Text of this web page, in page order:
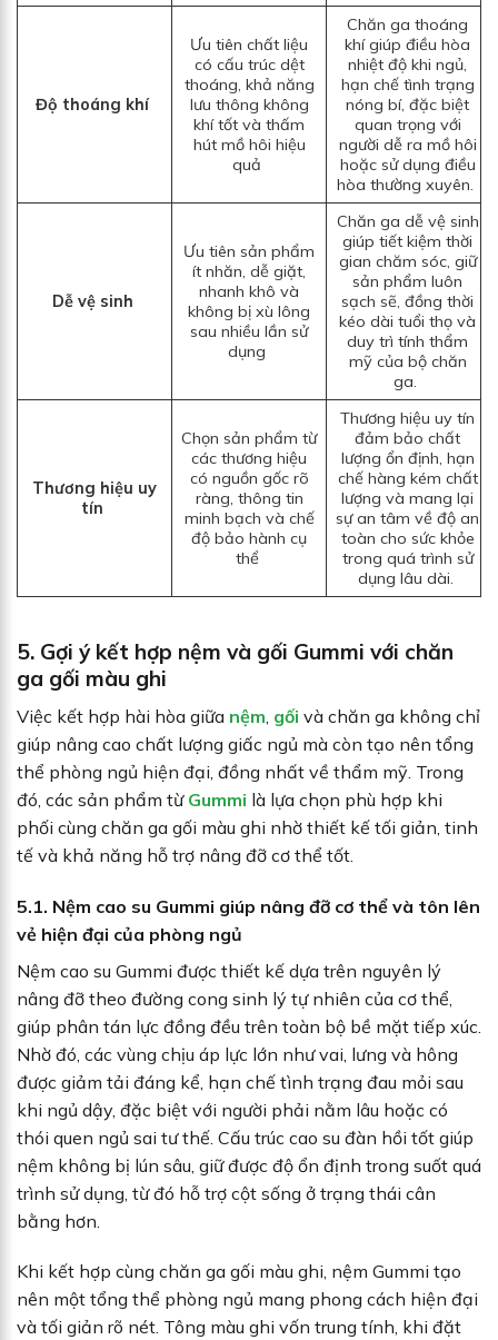
Độ thoáng khí
Ưu tiên chất liệu
có cấu trúc dệt
thoáng, khả năng
lưu thông không
khí tốt và thấm
hút mồ hôi hiệu
quả
Chăn ga thoáng
khí giúp điều hòa
nhiệt độ khi ngủ,
hạn chế tình trạng
nóng bí, đặc biệt
quan trọng với
người dễ ra mồ hôi
hoặc sử dụng điều
hòa thường xuyên.
Dễ vệ sinh
Ưu tiên sản phẩm
ít nhăn, dễ giặt,
nhanh khô và
không bị xù lông
sau nhiều lần sử
dụng
Chăn ga dễ vệ sinh
giúp tiết kiệm thời
gian chăm sóc, giữ
sản phẩm luôn
sạch sẽ, đồng thời
kéo dài tuổi thọ và
duy trì tính thẩm
mỹ của bộ chăn
ga.
Thương hiệu uy
tín
Chọn sản phẩm từ
các thương hiệu
có nguồn gốc rõ
ràng, thông tin
minh bạch và chế
độ bảo hành cụ
thể
Thương hiệu uy tín
đảm bảo chất
lượng ổn định, hạn
chế hàng kém chất
lượng và mang lại
sự an tâm về độ an
toàn cho sức khỏe
trong quá trình sử
dụng lâu dài.
5. Gợi ý kết hợp nệm và gối Gummi với chăn
ga gối màu ghi
Việc kết hợp hài hòa giữa nệm gối và chăn ga không chỉ
giúp nâng cao chất lượng giấc ngủ mà còn tạo nên tổng
thể phòng ngủ hiện đại, đồng nhất về thẩm mỹ. Trong
đó, các sản phẩm từ Gummi là lựa chọn phù hợp khi
phối cùng chăn ga gối màu ghi nhờ thiết kế tối giản, tinh
tế và khả năng hỗ trợ nâng đỡ cơ thể tốt.
5.1. Nệm cao su Gummi giúp nâng đỡ cơ thể và tôn lên
vẻ hiện đại của phòng ngủ
Nệm cao su Gummi được thiết kế dựa trên nguyên lý
nâng đỡ theo đường cong sinh lý tự nhiên của cơ thể,
giúp phân tán lực đồng đều trên toàn bộ bề mặt tiếp xúc.
Nhờ đó, các vùng chịu áp lực lớn như vai, lưng và hông
được giảm tải đáng kể, hạn chế tình trạng đau mỏi sau
khi ngủ dậy, đặc biệt với người phải nằm lâu hoặc có
thói quen ngủ sai tư thế. Cấu trúc cao su đàn hồi tốt giúp
nệm không bị lún sâu, giữ được độ ổn định trong suốt quá
trình sử dụng, từ đó hỗ trợ cột sống ở trạng thái cân
bằng hơn.
Khi kết hợp cùng chăn ga gối màu ghi, nệm Gummi tạo
nên một tổng thể phòng ngủ mang phong cách hiện đại
và tối giản rõ nét. Tông màu ghi vốn trung tính, khi đặt